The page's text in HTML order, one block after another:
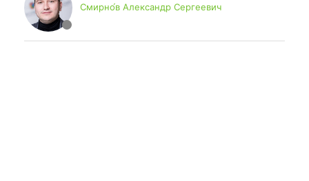
Смирно́в Александр Сергеевич